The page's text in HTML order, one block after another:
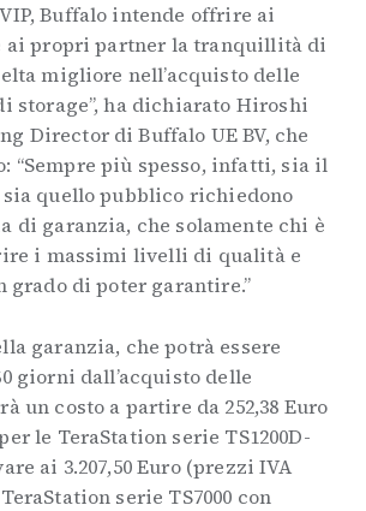
Buffalo intende offrire ai
propri partner la tranquillità di
migliore nell’acquisto delle
storage”, ha dichiarato Hiroshi
Director di Buffalo UE BV, che
“Sempre più spesso, infatti, sia il
quello pubblico richiedono
di garanzia, che solamente chi è
i massimi livelli di qualità e
di poter garantire.”
garanzia, che potrà essere
giorni dall’acquisto delle
un costo a partire da 252,38 Euro
le TeraStation serie TS1200D-
ai 3.207,50 Euro (prezzi IVA
serie TS7000 con